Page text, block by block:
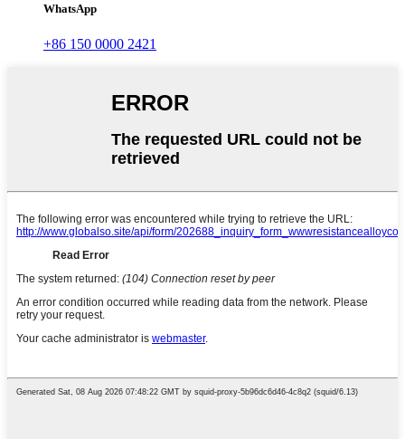
WhatsApp
+86 150 0000 2421